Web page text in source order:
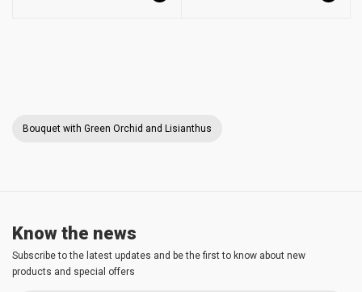
Bouquet with Green Orchid and Lisianthus
Know the news
Subscribe to the latest updates and be the first to know about new
products and special offers